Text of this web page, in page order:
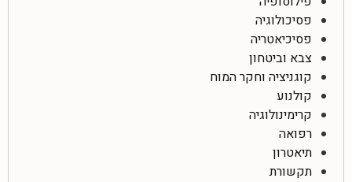
פסיכולוגיה
פסיכיאטריה
צבא וביטחון
קוגניציה וחקר המוח
קולנוע
קרימינולוגיה
רפואה
תיאטרון
תקשורת